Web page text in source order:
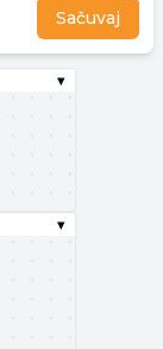
Sačuvaj
▾
▾